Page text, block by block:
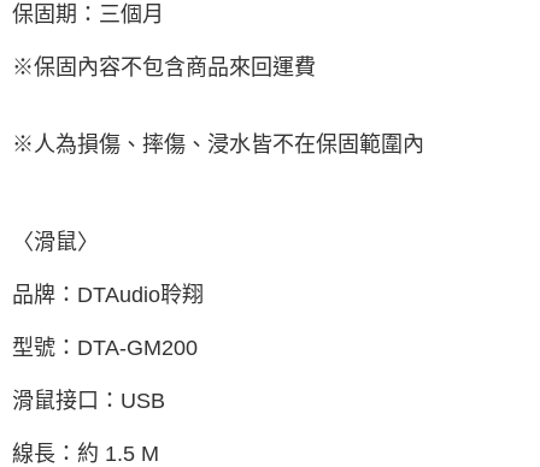
保固期：三個月
※保固內容不包含商品來回運費
※人為損傷、摔傷、浸水皆不在保固範圍內
〈滑鼠〉
品牌：DTAudio聆翔
型號：DTA-GM200
滑鼠接口：USB
線長：約 1.5 M